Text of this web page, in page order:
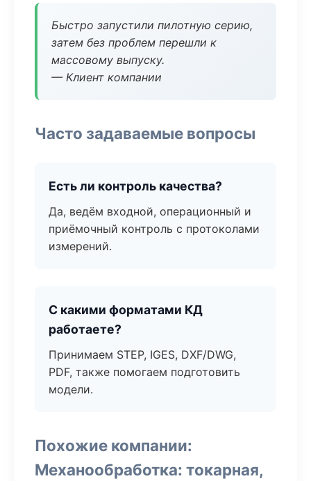
Быстро запустили пилотную серию,
затем без проблем перешли к
массовому выпуску.
— Клиент компании
Часто задаваемые вопросы
Есть ли контроль качества?
Да, ведём входной, операционный и
приёмочный контроль с протоколами
измерений.
С какими форматами КД
работаете?
Принимаем STEP, IGES, DXF/DWG,
PDF, также помогаем подготовить
модели.
Похожие компании:
Механообработка: токарная,